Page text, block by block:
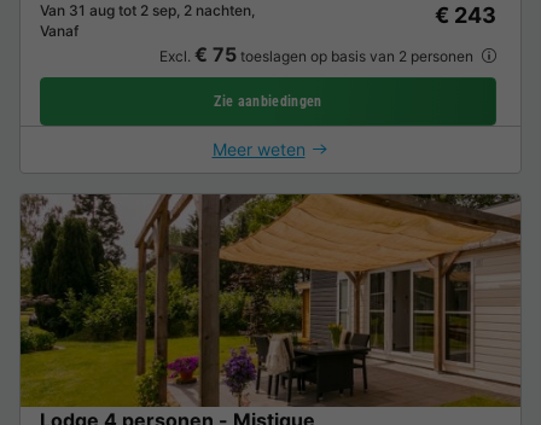
Van 31 aug tot 2 sep, 2 nachten,
Vanaf
€ 243
Excl. € 75toeslagen op basis van 2 personen
Zie aanbiedingen
Meer weten